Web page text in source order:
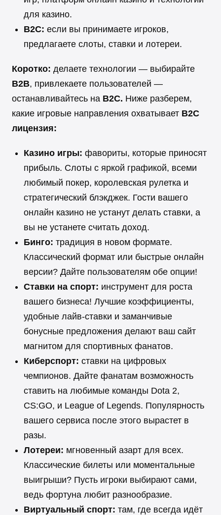
для казино.
B2C: если вы принимаете игроков,
предлагаете слоты, ставки и лотереи.
Коротко: делаете технологии — выбирайте
B2B, привлекаете пользователей —
останавливайтесь на B2C. Ниже разберем,
какие игровые направления охватывает B2C
лицензия:
Казино игры: фавориты, которые приносят
прибыль. Слоты с яркой графикой, всеми
любимый покер, королевская рулетка и
стратегический блэкджек. Гости вашего
онлайн казино не устанут делать ставки, а
вы не устанете считать доход.
Бинго: традиция в новом формате.
Классический формат или быстрые онлайн
версии? Дайте пользователям обе опции!
Ставки на спорт: инструмент для роста
вашего бизнеса! Лучшие коэффициенты,
удобные лайв-ставки и заманчивые
бонусные предложения делают ваш сайт
магнитом для спортивных фанатов.
Киберспорт: ставки на цифровых
чемпионов. Дайте фанатам возможность
ставить на любимые команды Dota 2,
CS:GO, и League of Legends. Популярность
вашего сервиса после этого вырастет в
разы.
Лотереи: мгновенный азарт для всех.
Классические билеты или моментальные
выигрыши? Пусть игроки выбирают сами,
ведь фортуна любит разнообразие.
Виртуальный спорт: там, где всегда идёт